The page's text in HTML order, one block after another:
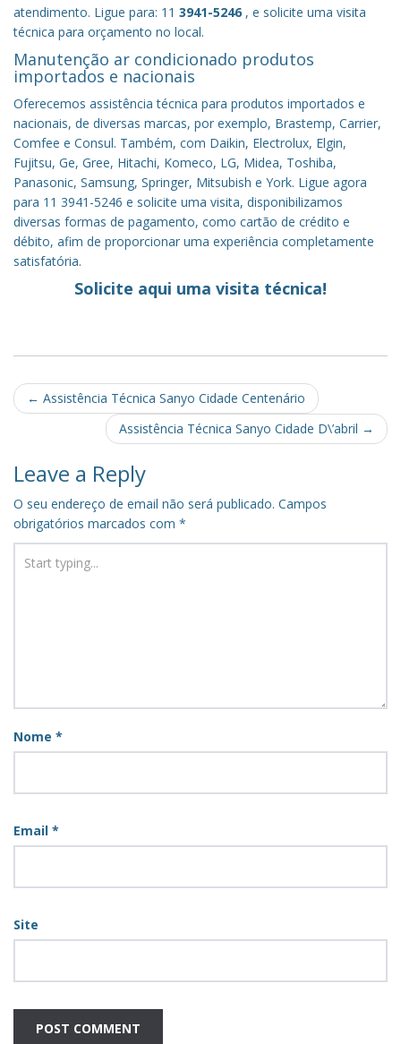
atendimento. Ligue para: 11 3941-5246 , e solicite uma visita
técnica para orçamento no local.
Manutenção ar condicionado produtos
importados e nacionais
Oferecemos assistência técnica para produtos importados e
nacionais, de diversas marcas, por exemplo, Brastemp, Carrier,
Comfee e Consul. Também, com Daikin, Electrolux, Elgin,
Fujitsu, Ge, Gree, Hitachi, Komeco, LG, Midea, Toshiba,
Panasonic, Samsung, Springer, Mitsubish e York. Ligue agora
para 11 3941-5246 e solicite uma visita, disponibilizamos
diversas formas de pagamento, como cartão de crédito e
débito, afim de proporcionar uma experiência completamente
satisfatória.
Solicite aqui uma visita técnica!
Post
navigation
← Assistência Técnica Sanyo Cidade Centenário
Assistência Técnica Sanyo Cidade D\’abril →
Leave a Reply
O seu endereço de email não será publicado. Campos
obrigatórios marcados com *
Nome *
Email *
Site